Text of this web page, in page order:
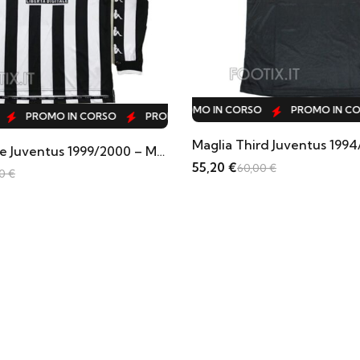
PROMO IN CORSO PROMO IN CORSO
PROMO IN CORSO PROMO IN CORSO PROMO IN
CORSO PROMO IN CORSO PROMO IN CORSO PROMO
LUNGA
IN CORSO PROMO IN CORSO PROMO IN CORSO
Maglia Third Juventus 1994/95
PROMO IN CORSO PROMO IN CORSO
Maglia